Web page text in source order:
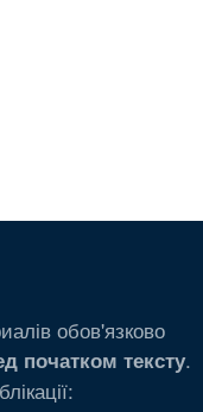
обов'язково
початком тексту.